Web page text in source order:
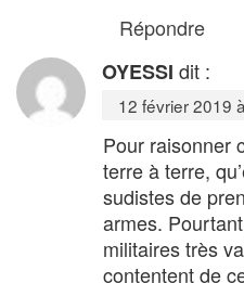
Répondre
OYESSI dit :
12 février 2019
Pour raisonner
terre à terre,
sudistes de
armes.
militaires très
contentent de